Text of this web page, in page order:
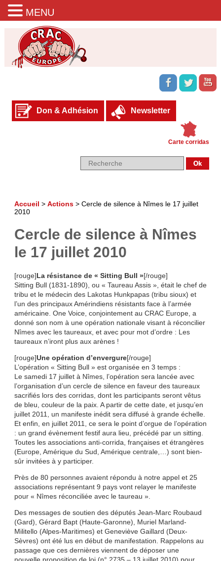
Don & Adhésion Newsletter
Carte corridas
Accueil > Actions> Cercle de silence à Nîmes le 17 juillet
2010
Cercle de silence à Nîmes
le 17 juillet 2010
[rouge]La résistance de « Sitting Bull »[/rouge]
Sitting Bull (1831-1890), ou « Taureau Assis », était le chef de
tribu et le médecin des Lakotas Hunkpapas (tribu sioux) et
l’un des principaux Amérindiens résistants face à l’armée
américaine. One Voice, conjointement au CRAC Europe, a
donné son nom à une opération nationale visant à réconcilier
Nîmes avec les taureaux, et avec pour mot d’ordre : Les
taureaux n’iront plus aux arènes !
[rouge]Une opération d’envergure[/rouge]
L’opération « Sitting Bull » est organisée en 3 temps :
Le samedi 17 juillet à Nîmes, l’opération sera lancée avec
l’organisation d’un cercle de silence en faveur des taureaux
sacrifiés lors des corridas, dont les participants seront vêtus
de bleu, couleur de la paix. A partir de cette date, et jusqu’en
juillet 2011, un manifeste inédit sera diffusé à grande échelle.
Et enfin, en juillet 2011, ce sera le point d’orgue de l’opération
: un grand évènement festif aura lieu, précédé par un sitting.
Toutes les associations anti-corrida, françaises et étrangères
(Europe, Amérique du Sud, Amérique centrale,…) sont bien-
sûr invitées à y participer.
Près de 80 personnes avaient répondu à notre appel et 25
associations représentant 9 pays vont relayer le manifeste
pour « Nîmes réconciliée avec le taureau ».
Des messages de soutien des députés Jean-Marc Roubaud
(Gard), Gérard Bapt (Haute-Garonne), Muriel Marland-
Militello (Alpes-Maritimes) et Geneviève Gaillard (Deux-
Sèvres) ont été lus en début de manifestation. Rappelons au
passage que ces dernières viennent de déposer une
MENU